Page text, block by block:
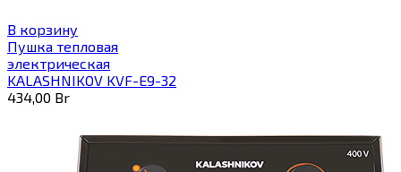
В корзину
Пушка тепловая
электрическая
KALASHNIKOV KVF-E9-32
434,00 Br